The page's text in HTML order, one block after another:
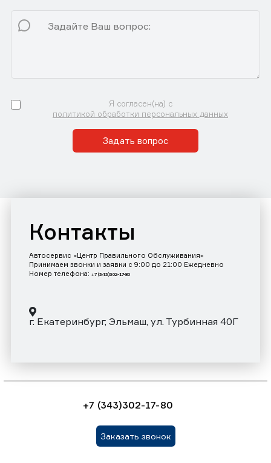
Я согласен(на) с
политикой обработки персональных данных
Задать вопрос
Контакты
Автосервис «Центр Правильного Обслуживания»
Принимаем звонки и заявки с 9:00 до 21:00 Ежедневно
Номер телефона: +7 (343)302-17-80
г. Екатеринбург, Эльмаш, ул. Турбинная 40Г
+7 (343)302-17-80
Заказать звонок